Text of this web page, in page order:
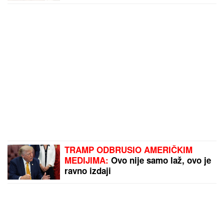
TRAMP ODBRUSIO AMERIČKIM
MEDIJIMA: Ovo nije samo laž, ovo je
ravno izdaji